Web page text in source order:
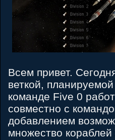
Всем привет.
веткой,
команде Five 0
совместно с
добавлением
множество кораблей